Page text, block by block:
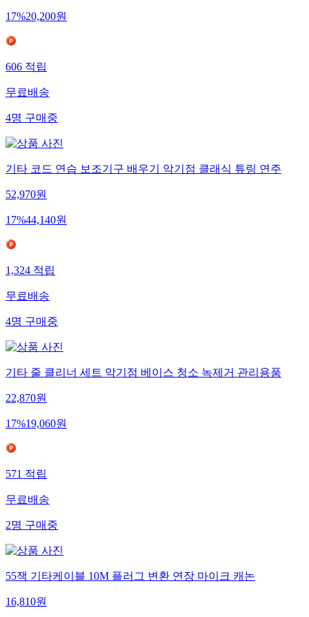
17%20,200원
606적립
무료배송
4명구매중
기타 코드 연습 보조기구 배우기 악기점 클래식 튜링 연주
52,970원
17%44,140원
1,324적립
무료배송
4명구매중
기타 줄 클리너 세트 악기점 베이스 청소 녹제거 관리용품
22,870원
17%19,060원
571적립
무료배송
2명구매중
55잭 기타케이블 10M 플러그 변환 연장 마이크 캐논
16,810원